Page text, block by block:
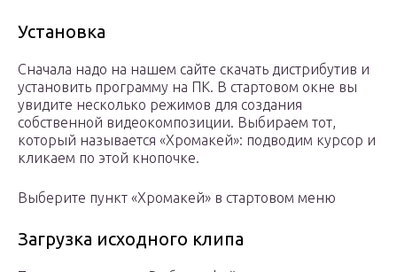
Установка
Сначала надо на нашем сайте скачать дистрибутив и
установить программу на ПК. В стартовом окне вы
увидите несколько режимов для создания
собственной видеокомпозиции. Выбираем тот,
который называется «Хромакей»: подводим курсор и
кликаем по этой кнопочке.
Выберите пункт «Хромакей» в стартовом меню
Загрузка исходного клипа